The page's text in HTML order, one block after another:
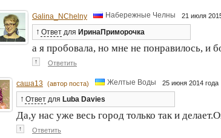
Galina_NChelny Набережные Челны 21 июля
↑ Ответ для ИринаПриморочка
а я пробовала, но мне не понравилось, и
↑ Ответить
саша13 (автор поста) Желтые Воды 25 июня 2014 года
↑ Ответ для Luba Davies
Да,у нас уже весь город только так и
↑ Ответить